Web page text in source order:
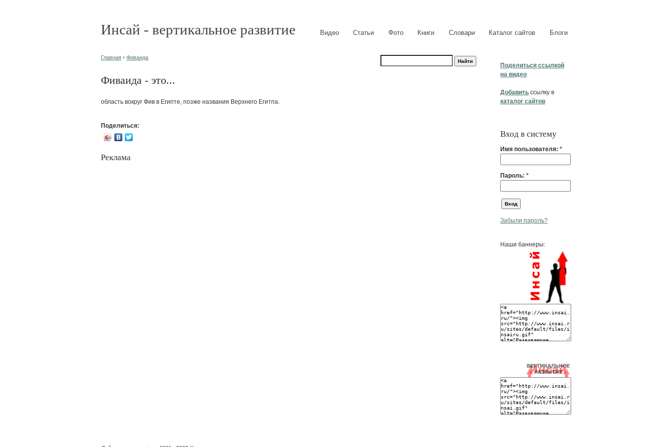
Инсай - вертикальное развитие Видео Статьи Фото Книги Словари Каталог сайтов Блоги
Поделиться ссылкой
на видео
Добавить ссылку в
каталог сайтов
Вход в систему
Имя пользователя: *
Пароль: *
Забыли пароль?
Наши баннеры:
Главная › Фиваида
Фиваида - это...
область вокруг Фив в Египте, позже названия Верхнего Егитпа.
Поделиться:
Реклама